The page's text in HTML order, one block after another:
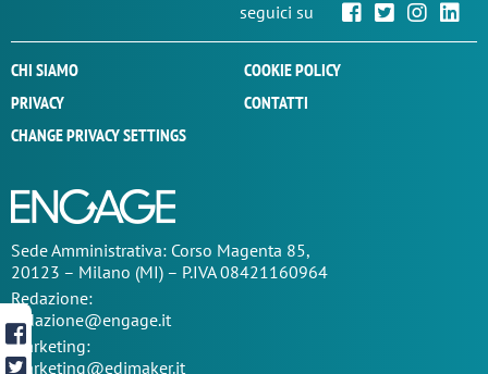
seguici su
CHI SIAMO
COOKIE POLICY
PRIVACY
CONTATTI
CHANGE PRIVACY SETTINGS
SedeAmministrativa: Corso Magenta 85,
20123 – Milano (MI) – P.IVA 08421160964
Redazione:
redazione@engage.it
Marketing:
marketing@edimaker.it